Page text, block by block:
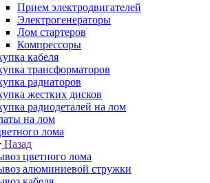
Прием электродвигателей
Электрогенераторы
Лом стартеров
Компрессоры
кабеля
трансформаторов
радиаторов
жестких дисков
радиодеталей на лом
на лом
лома
Назад
цветного лома
алюминиевой стружки